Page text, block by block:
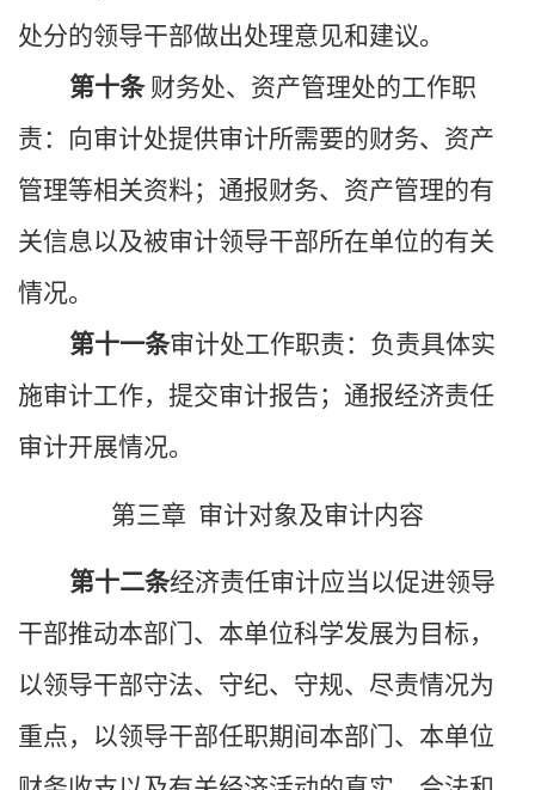
处分的领导干部做出处理意见和建议。
第十条 财务处、资产管理处的工作职
责：向审计处提供审计所需要的财务、资产
管理等相关资料；通报财务、资产管理的有
关信息以及被审计领导干部所在单位的有关
情况。
第十一条审计处工作职责：负责具体实
施审计工作，提交审计报告；通报经济责任
审计开展情况。
第三章 审计对象及审计内容
第十二条经济责任审计应当以促进领导
干部推动本部门、本单位科学发展为目标，
以领导干部守法、守纪、守规、尽责情况为
重点，以领导干部任职期间本部门、本单位